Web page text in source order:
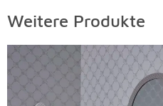
Weitere Produkte
Überspringen